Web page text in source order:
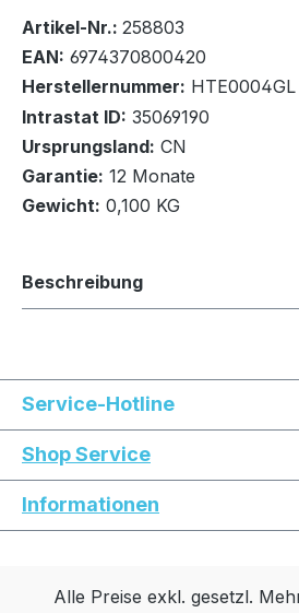
Bestand:0x
Nicht Lagernd
In den Warenkorb
Artikel-Nr.: 258803
EAN: 6974370800420
Herstellernummer: HTE0004GL
Intrastat ID: 35069190
Ursprungsland: CN
Garantie: 12 Monate
Gewicht: 0,100 KG
Beschreibung
Service-Hotline
Shop Service
Informationen
Alle Preise exkl. gesetzl.